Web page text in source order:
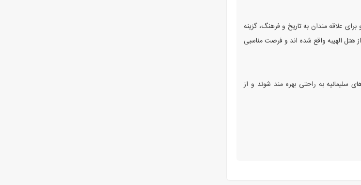
علاقه مندان به تاریخ و فرهنگ، گزینه
هتل الهیبه واقع شده اند و فرصت مناسبی
سلیمانیه به راحتی بهره مند شوند و از